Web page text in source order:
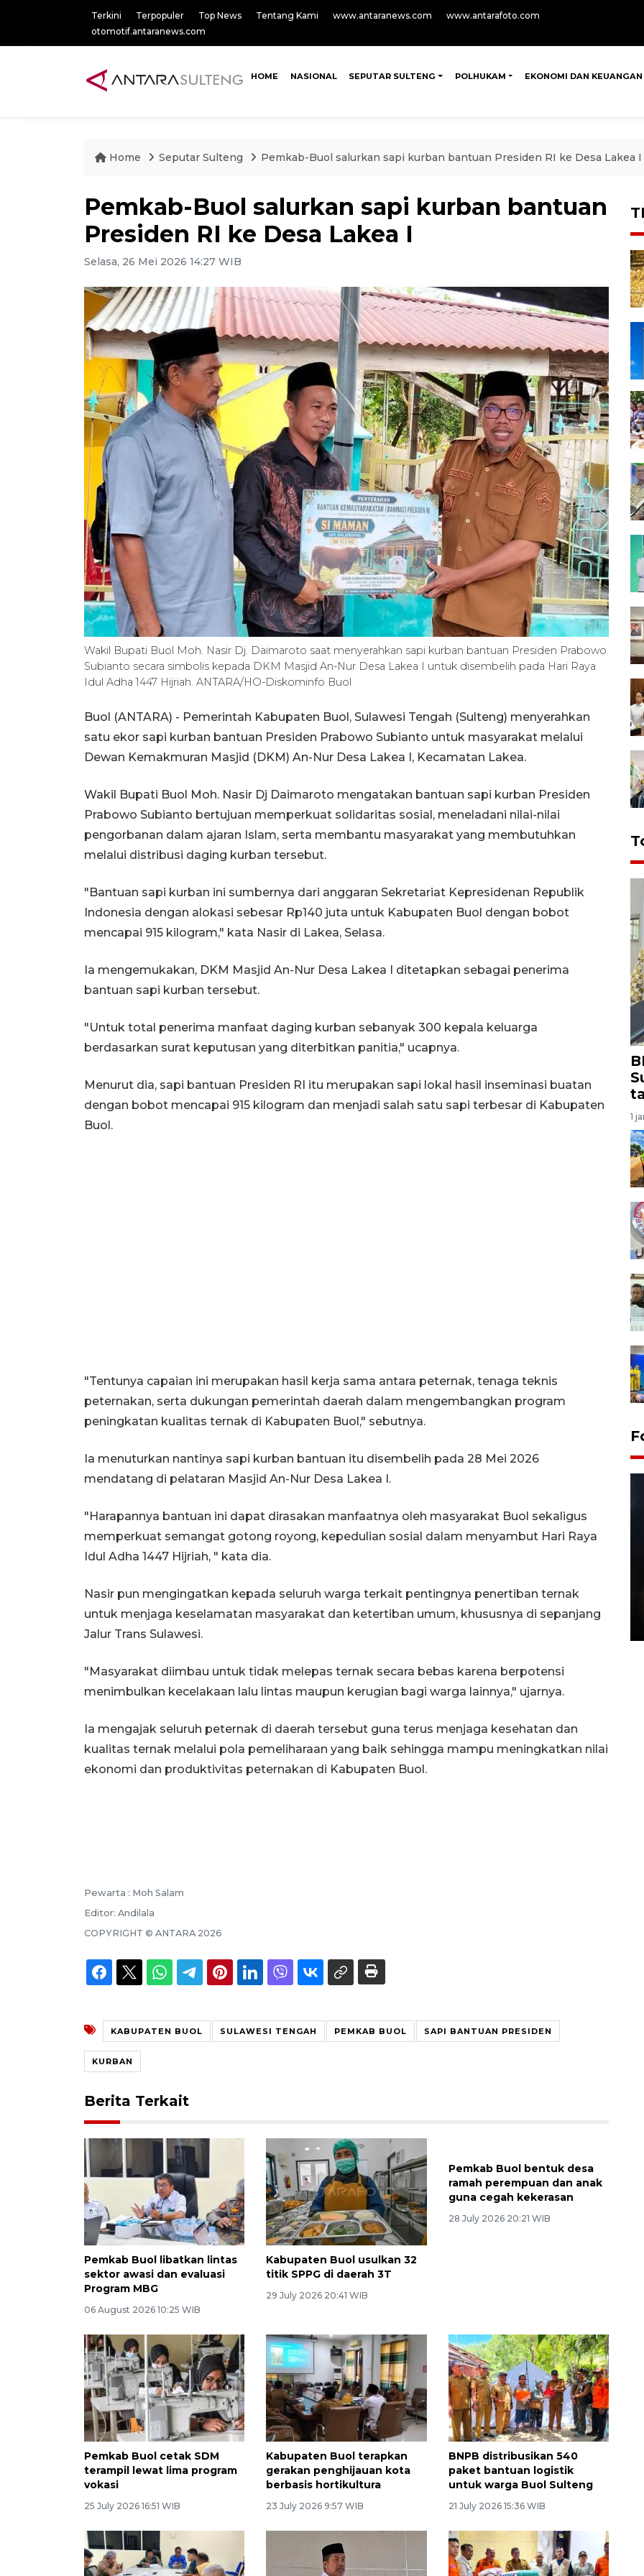
Terkini Terpopuler Top News Tentang Kami www.antaranews.com
www.antarafoto.com
otomotif.antaranews.com
HOME NASIONAL SEPUTAR SULTENG POLHUKAM EKONOMI DAN KEUANGAN
Home Seputar Sulteng Pemkab-Buol salurkan sapi kurban bantuan Presiden RI ke Desa Lakea I
Pemkab-Buol salurkan sapi kurban bantuan
Presiden RI ke Desa Lakea I
Selasa, 26 Mei 2026 14:27 WIB
Wakil Bupati Buol Moh. Nasir Dj. Daimaroto saat menyerahkan sapi kurban bantuan Presiden Prabowo
Subianto secara simbolis kepada DKM Masjid An-Nur Desa Lakea I untuk disembelih pada Hari Raya
Idul Adha 1447 Hijriah. ANTARA/HO-Diskominfo Buol
Buol (ANTARA) - Pemerintah Kabupaten Buol, Sulawesi Tengah (Sulteng) menyerahkan
satu ekor sapi kurban bantuan Presiden Prabowo Subianto untuk masyarakat melalui
Dewan Kemakmuran Masjid (DKM) An-Nur Desa Lakea I, Kecamatan Lakea.
Wakil Bupati Buol Moh. Nasir Dj Daimaroto mengatakan bantuan sapi kurban Presiden
Prabowo Subianto bertujuan memperkuat solidaritas sosial, meneladani nilai-nilai
pengorbanan dalam ajaran Islam, serta membantu masyarakat yang membutuhkan
melalui distribusi daging kurban tersebut.
"Bantuan sapi kurban ini sumbernya dari anggaran Sekretariat Kepresidenan Republik
Indonesia dengan alokasi sebesar Rp140 juta untuk Kabupaten Buol dengan bobot
mencapai 915 kilogram," kata Nasir di Lakea, Selasa.
Ia mengemukakan, DKM Masjid An-Nur Desa Lakea I ditetapkan sebagai penerima
bantuan sapi kurban tersebut.
"Untuk total penerima manfaat daging kurban sebanyak 300 kepala keluarga
berdasarkan surat keputusan yang diterbitkan panitia," ucapnya.
Menurut dia, sapi bantuan Presiden RI itu merupakan sapi lokal hasil inseminasi buatan
dengan bobot mencapai 915 kilogram dan menjadi salah satu sapi terbesar di Kabupaten
Buol.
"Tentunya capaian ini merupakan hasil kerja sama antara peternak, tenaga teknis
peternakan, serta dukungan pemerintah daerah dalam mengembangkan program
peningkatan kualitas ternak di Kabupaten Buol," sebutnya.
Ia menuturkan nantinya sapi kurban bantuan itu disembelih pada 28 Mei 2026
mendatang di pelataran Masjid An-Nur Desa Lakea I.
"Harapannya bantuan ini dapat dirasakan manfaatnya oleh masyarakat Buol sekaligus
memperkuat semangat gotong royong, kepedulian sosial dalam menyambut Hari Raya
Idul Adha 1447 Hijriah, " kata dia.
Nasir pun mengingatkan kepada seluruh warga terkait pentingnya penertiban ternak
untuk menjaga keselamatan masyarakat dan ketertiban umum, khususnya di sepanjang
Jalur Trans Sulawesi.
"Masyarakat diimbau untuk tidak melepas ternak secara bebas karena berpotensi
menimbulkan kecelakaan lalu lintas maupun kerugian bagi warga lainnya," ujarnya.
Ia mengajak seluruh peternak di daerah tersebut guna terus menjaga kesehatan dan
kualitas ternak melalui pola pemeliharaan yang baik sehingga mampu meningkatkan nilai
ekonomi dan produktivitas peternakan di Kabupaten Buol.
Pewarta : Moh Salam
Editor: Andilala
COPYRIGHT © ANTARA 2026
KABUPATEN BUOL SULAWESI TENGAH PEMKAB BUOL SAPI BANTUAN PRESIDEN
KURBAN
Berita Terkait
Pemkab Buol libatkan lintas
sektor awasi dan evaluasi
Program MBG
06 August 2026 10:25 WIB
Kabupaten Buol usulkan 32
titik SPPG di daerah 3T
29 July 2026 20:41 WIB
Pemkab Buol cetak SDM
terampil lewat lima program
vokasi
25 July 2026 16:51 WIB
Kabupaten Buol terapkan
gerakan penghijauan kota
berbasis hortikultura
23 July 2026 9:57 WIB
BNPB distribusikan 540
paket bantuan logistik
untuk warga Buol Sulteng
21 July 2026 15:36 WIB
1
Layanan pembuatan SIM Baru
di Satpas Polresta Palu
15 July 2026 14:08 WIB